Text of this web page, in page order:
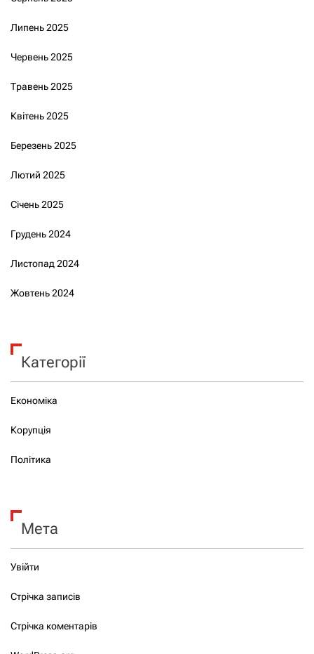
Липень 2025
Червень 2025
Травень 2025
Квітень 2025
Березень 2025
Лютий 2025
Січень 2025
Грудень 2024
Листопад 2024
Жовтень 2024
Категорії
Економіка
Корупція
Політика
Мета
Увійти
Стрічка записів
Стрічка коментарів